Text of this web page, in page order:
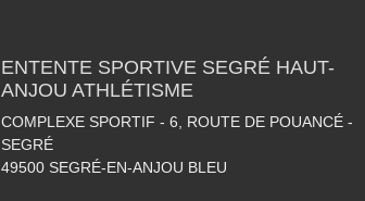
ENTENTE SPORTIVE SEGRÉ HAUT-
ANJOU ATHLÉTISME
COMPLEXE SPORTIF - 6, ROUTE DE POUANCÉ -
SEGRÉ
49500 SEGRÉ-EN-ANJOU BLEU